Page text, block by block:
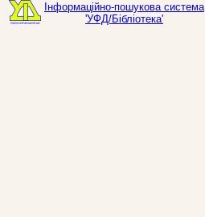
Інформаційно-пошукова система
'УФД/Бібліотека'